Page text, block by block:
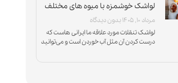
لواشک خوشمزه با میوه های مختلف
مرداد ۱۰, ۱۴۰۵
بدون دیدگاه
لواشک تنقلات مورد علاقه ما ایرانی هاست که
درست کردن آن مثل آب خوردن است و می‌توانید